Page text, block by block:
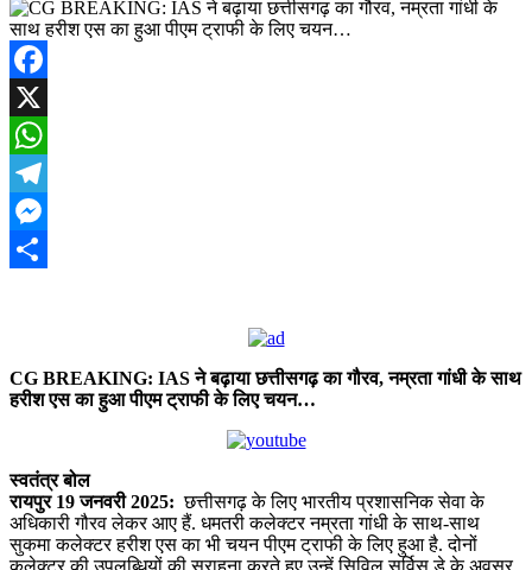
Facebook
X
WhatsApp
Telegram
Messenger
CG BREAKING: IAS ने बढ़ाया छत्तीसगढ़ का गौरव, नम्रता गांधी के साथ
हरीश एस का हुआ पीएम ट्राफी के लिए चयन…
स्वतंत्र बोल
रायपुर 19 जनवरी 2025: छत्तीसगढ़ के लिए भारतीय प्रशासनिक सेवा के
अधिकारी गौरव लेकर आए हैं. धमतरी कलेक्टर नम्रता गांधी के साथ-साथ
सुकमा कलेक्टर हरीश एस का भी चयन पीएम ट्राफी के लिए हुआ है. दोनों
कलेक्टर की उपलब्धियों की सराहना करते हुए उन्हें सिविल सर्विस डे के अवसर